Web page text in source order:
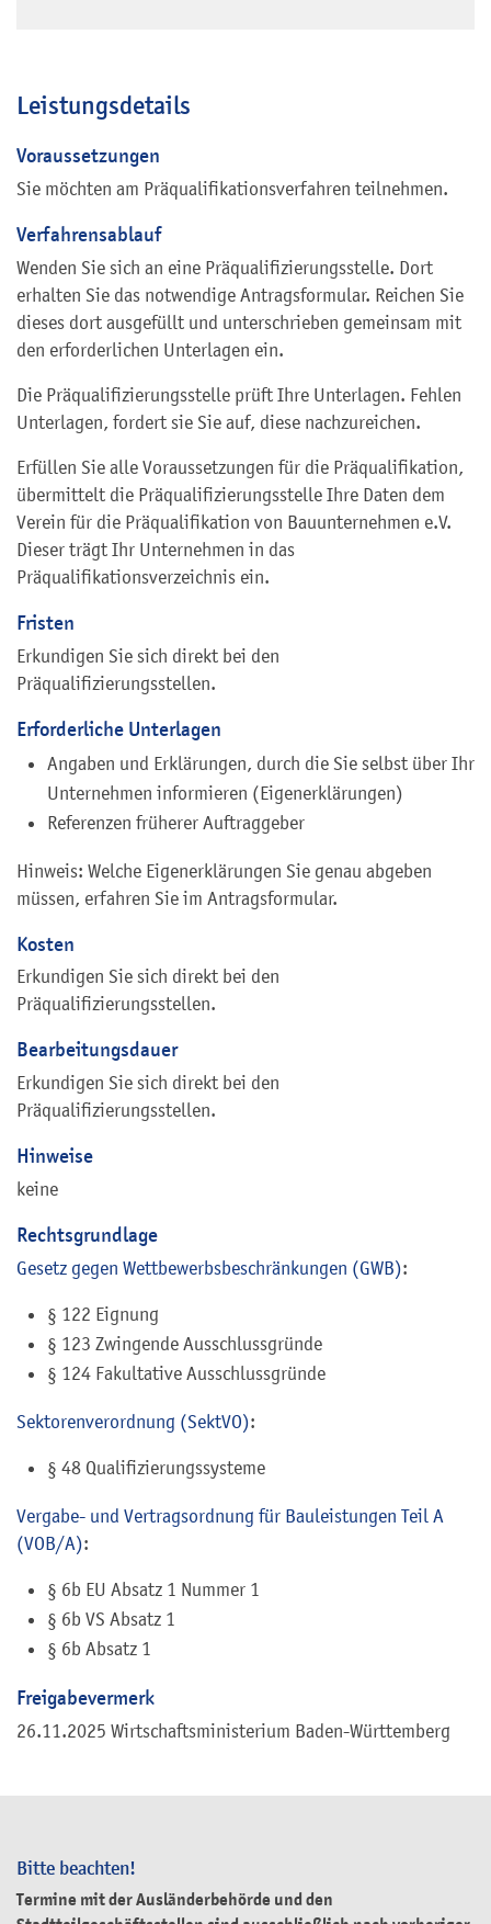
Bitte beachten!
Termine mit der Ausländerbehörde und den
Leistungsdetails
Voraussetzungen
Sie möchten am Präqualifikationsverfahren teilnehmen.
Verfahrensablauf
Wenden Sie sich an eine Präqualifizierungsstelle. Dort
erhalten Sie das notwendige Antragsformular. Reichen Sie
dieses dort ausgefüllt und unterschrieben gemeinsam mit
den erforderlichen Unterlagen ein.
Die Präqualifizierungsstelle prüft Ihre Unterlagen. Fehlen
Unterlagen, fordert sie Sie auf, diese nachzureichen.
Erfüllen Sie alle Voraussetzungen für die Präqualifikation,
übermittelt die Präqualifizierungsstelle Ihre Daten dem
Verein für die Präqualifikation von Bauunternehmen e.V.
Dieser trägt Ihr Unternehmen in das
Präqualifikationsverzeichnis ein.
Fristen
Erkundigen Sie sich direkt bei den
Präqualifizierungsstellen.
Erforderliche Unterlagen
Angaben und Erklärungen, durch die Sie selbst über Ihr
Unternehmen informieren (Eigenerklärungen)
Referenzen früherer Auftraggeber
Hinweis: Welche Eigenerklärungen Sie genau abgeben
müssen, erfahren Sie im Antragsformular.
Kosten
Erkundigen Sie sich direkt bei den
Präqualifizierungsstellen.
Bearbeitungsdauer
Erkundigen Sie sich direkt bei den
Präqualifizierungsstellen.
Hinweise
keine
Rechtsgrundlage
Gesetz gegen Wettbewerbsbeschränkungen (GWB):
§ 122 Eignung
§ 123 Zwingende Ausschlussgründe
§ 124 Fakultative Ausschlussgründe
Sektorenverordnung (SektVO):
§ 48 Qualifizierungssysteme
Vergabe- und Vertragsordnung für Bauleistungen Teil A
(VOB/A):
§ 6b EU Absatz 1 Nummer 1
§ 6b VS Absatz 1
§ 6b Absatz 1
Freigabevermerk
26.11.2025 Wirtschaftsministerium Baden-Württemberg